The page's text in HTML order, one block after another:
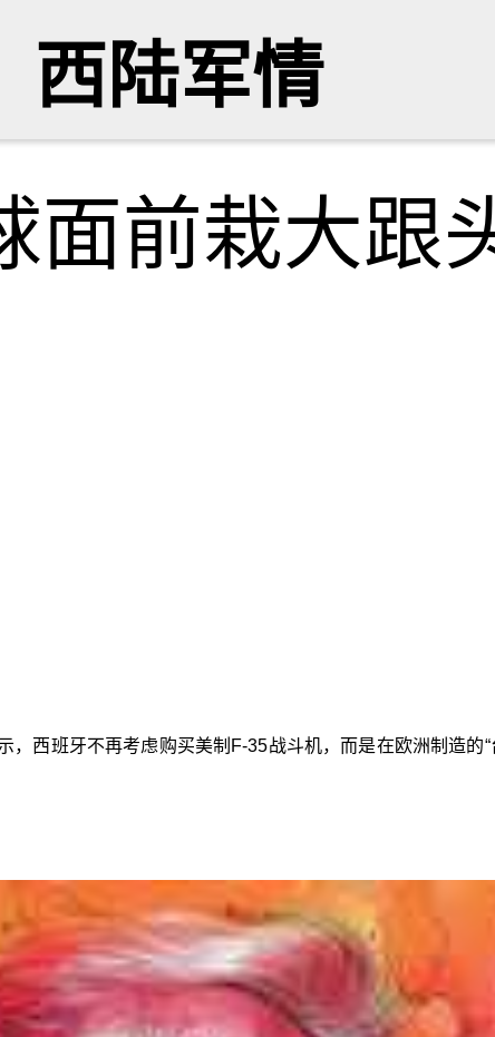
西陆军情
面前栽大跟
，西班牙不再考虑购买美制F-35战斗机，而是在欧洲制造的